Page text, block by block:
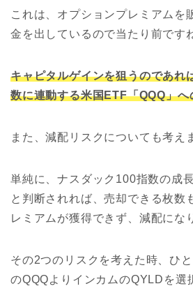
これは、オプションプレミアムを
金を出しているので当たり前です
キャピタルゲインを狙うのであれ
数に連動する米国ETF「QQQ」
また、減配リスクについても考え
単純に、ナスダック100指数の成
と判断されれば、売却できる枚数
レミアムが獲得できず、減配にな
その2つのリスクを考えた時、ひ
のQQQよりインカムのQYLDを選